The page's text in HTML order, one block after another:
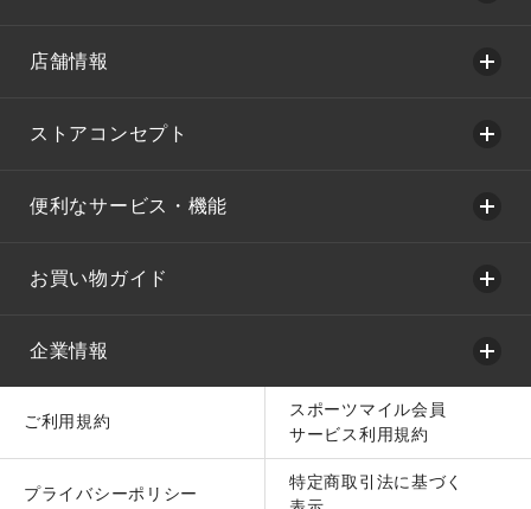
店舗情報
ストアコンセプト
便利なサービス・機能
お買い物ガイド
企業情報
ご利用規約
スポーツマイル会員
サービス利用規約
プライバシーポリシー
特定商取引法に基づく